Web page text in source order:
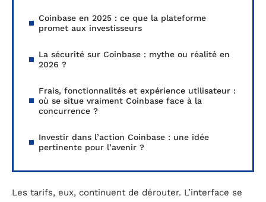
Coinbase en 2025 : ce que la plateforme
promet aux investisseurs
La sécurité sur Coinbase : mythe ou réalité en
2026 ?
Frais, fonctionnalités et expérience utilisateur :
où se situe vraiment Coinbase face à la
concurrence ?
Investir dans l’action Coinbase : une idée
pertinente pour l’avenir ?
Les tarifs, eux, continuent de dérouter. L’interface se